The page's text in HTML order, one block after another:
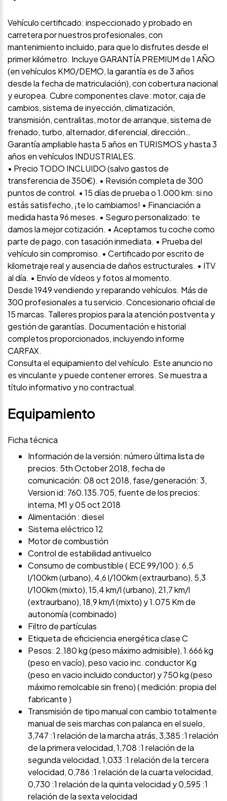
Vehículo certificado: inspeccionado y probado en
carretera por nuestros profesionales, con
mantenimiento incluido, para que lo disfrutes desde el
primer kilómetro. Incluye GARANTÍA PREMIUM de 1 AÑO
(en vehículos KM0/DEMO, la garantía es de 3 años
desde la fecha de matriculación), con cobertura nacional
y europea. Cubre componentes clave: motor, caja de
cambios, sistema de inyección, climatización,
transmisión, centralitas, motor de arranque, sistema de
frenado, turbo, alternador, diferencial, dirección…
Garantía ampliable hasta 5 años en TURISMOS y hasta 3
años en vehículos INDUSTRIALES.
• Precio TODO INCLUIDO (salvo gastos de
transferencia de 350€). • Revisión completa de 300
puntos de control. • 15 días de prueba o 1.000 km: si no
estás satisfecho, ¡te lo cambiamos! • Financiación a
medida hasta 96 meses. • Seguro personalizado: te
damos la mejor cotización. • Aceptamos tu coche como
parte de pago, con tasación inmediata. • Prueba del
vehículo sin compromiso. • Certificado por escrito de
kilometraje real y ausencia de daños estructurales. • ITV
al día. • Envío de vídeos y fotos al momento.
Desde 1949 vendiendo y reparando vehículos. Más de
300 profesionales a tu servicio. Concesionario oficial de
15 marcas. Talleres propios para la atención postventa y
gestión de garantías. Documentación e historial
completos proporcionados, incluyendo informe
CARFAX.
Consulta el equipamiento del vehículo. Este anuncio no
es vinculante y puede contener errores. Se muestra a
título informativo y no contractual.
Equipamiento
Ficha técnica
Información de la versión: número última lista de
precios: 5th October 2018, fecha de
comunicación: 08 oct 2018, fase/generación: 3,
Version id: 760.135.705, fuente de los precios:
interna, M1 y 05 oct 2018
Alimentación : diesel
Sistema eléctrico 12
Motor de combustión
Control de estabilidad antivuelco
Consumo de combustible ( ECE 99/100 ): 6,5
l/100km (urbano), 4,6 l/100km (extraurbano), 5,3
l/100km (mixto), 15,4 km/l (urbano), 21,7 km/l
(extraurbano), 18,9 km/l (mixto) y 1.075 Km de
autonomía (combinado)
Filtro de partículas
Etiqueta de eficiciencia energética clase C
Pesos: 2.180 kg (peso máximo admisible), 1.666 kg
(peso en vacío), peso vacio inc. conductor Kg
(peso en vacio incluido conductor) y 750 kg (peso
máximo remolcable sin freno) ( medición: propia del
fabricante )
Transmisión de tipo manual con cambio totalmente
manual de seis marchas con palanca en el suelo,
3,747 :1 relación de la marcha atrás, 3,385 :1 relación
de la primera velocidad, 1,708 :1 relación de la
segunda velocidad, 1,033 :1 relación de la tercera
velocidad, 0,786 :1 relación de la cuarta velocidad,
0,730 :1 relación de la quinta velocidad y 0,595 :1
relación de la sexta velocidad